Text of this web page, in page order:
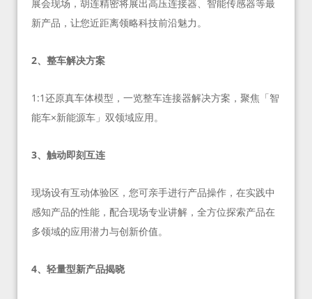
展会现场，胡连精密将展出高压连接器、智能传感器等最
新产品，让您近距离领略科技前沿魅力。
2、整车解决方案
1:1还原真车体模型，一览整车连接器解决方案，聚焦「智
能车×新能源车」双领域应用。
3、触动即刻互连
现场设有互动体验区，您可亲手进行产品操作，在实践中
感知产品的性能，配合现场专业讲解，全方位探索产品在
多领域的应用潜力与创新价值。
4、轻量型新产品揭晓